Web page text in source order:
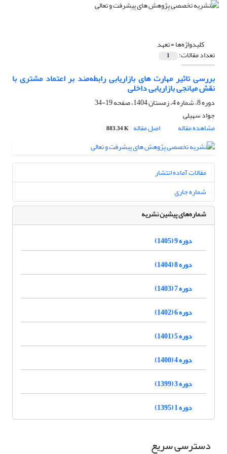
کلیدواژه‌ها =تعهد
تعداد مقالات: 1
بررسی تاثیر مهارت های بازاریابی رابطه‌مند بر اعتماد مشتری با
نقش میانجی بازاریابی داخلی
دوره 8، شماره 4، زمستان 1404، صفحه
19-34
جواد سهیلی
مشاهده مقاله
اصل مقاله 883.34 K
مقالات آماده انتشار
شماره جاری
شماره‌های پیشین نشریه
دوره 9 (1405)
دوره 8 (1404)
دوره 7 (1403)
دوره 6 (1402)
دوره 5 (1401)
دوره 4 (1400)
دوره 3 (1399)
دوره 1 (1395)
دسترسی سریع